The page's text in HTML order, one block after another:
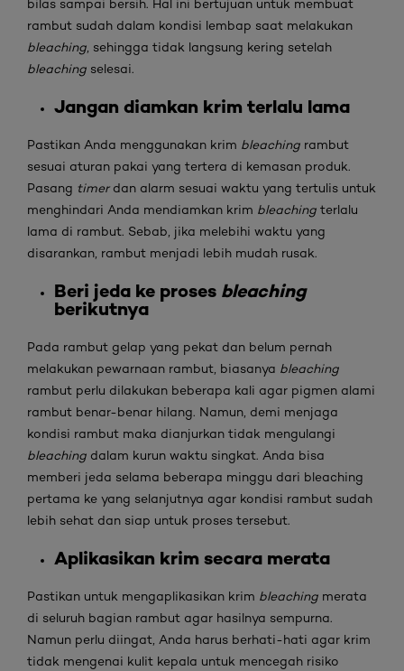
bilas sampai bersih. Hal ini bertujuan untuk membuat
rambut sudah dalam kondisi lembap saat melakukan
bleaching , sehingga tidak langsung kering setelah
bleaching selesai.
Jangan diamkan krim terlalu lama
Pastikan Anda menggunakan krim bleaching rambut
sesuai aturan pakai yang tertera di kemasan produk.
Pasang timerdan alarm sesuai waktu yang tertulis untuk
menghindari Anda mendiamkan krim bleaching terlalu
lama di rambut. Sebab, jika melebihi waktu yang
disarankan, rambut menjadi lebih mudah rusak.
Beri jeda ke proses bleaching
berikutnya
Pada rambut gelap yang pekat dan belum pernah
melakukan pewarnaan rambut, biasanya bleaching
rambut perlu dilakukan beberapa kali agar pigmen alami
rambut benar-benar hilang. Namun, demi menjaga
kondisi rambut maka dianjurkan tidak mengulangi
bleaching dalam kurun waktu singkat. Anda bisa
memberi jeda selama beberapa minggu dari bleaching
pertama ke yang selanjutnya agar kondisi rambut sudah
lebih sehat dan siap untuk proses tersebut.
Aplikasikan krim secara merata
Pastikan untuk mengaplikasikan krim bleaching merata
di seluruh bagian rambut agar hasilnya sempurna.
Namun perlu diingat, Anda harus berhati-hati agar krim
tidak mengenai kulit kepala untuk mencegah risiko